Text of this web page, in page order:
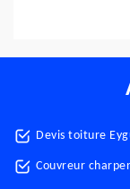
Devis toiture
Couvreur